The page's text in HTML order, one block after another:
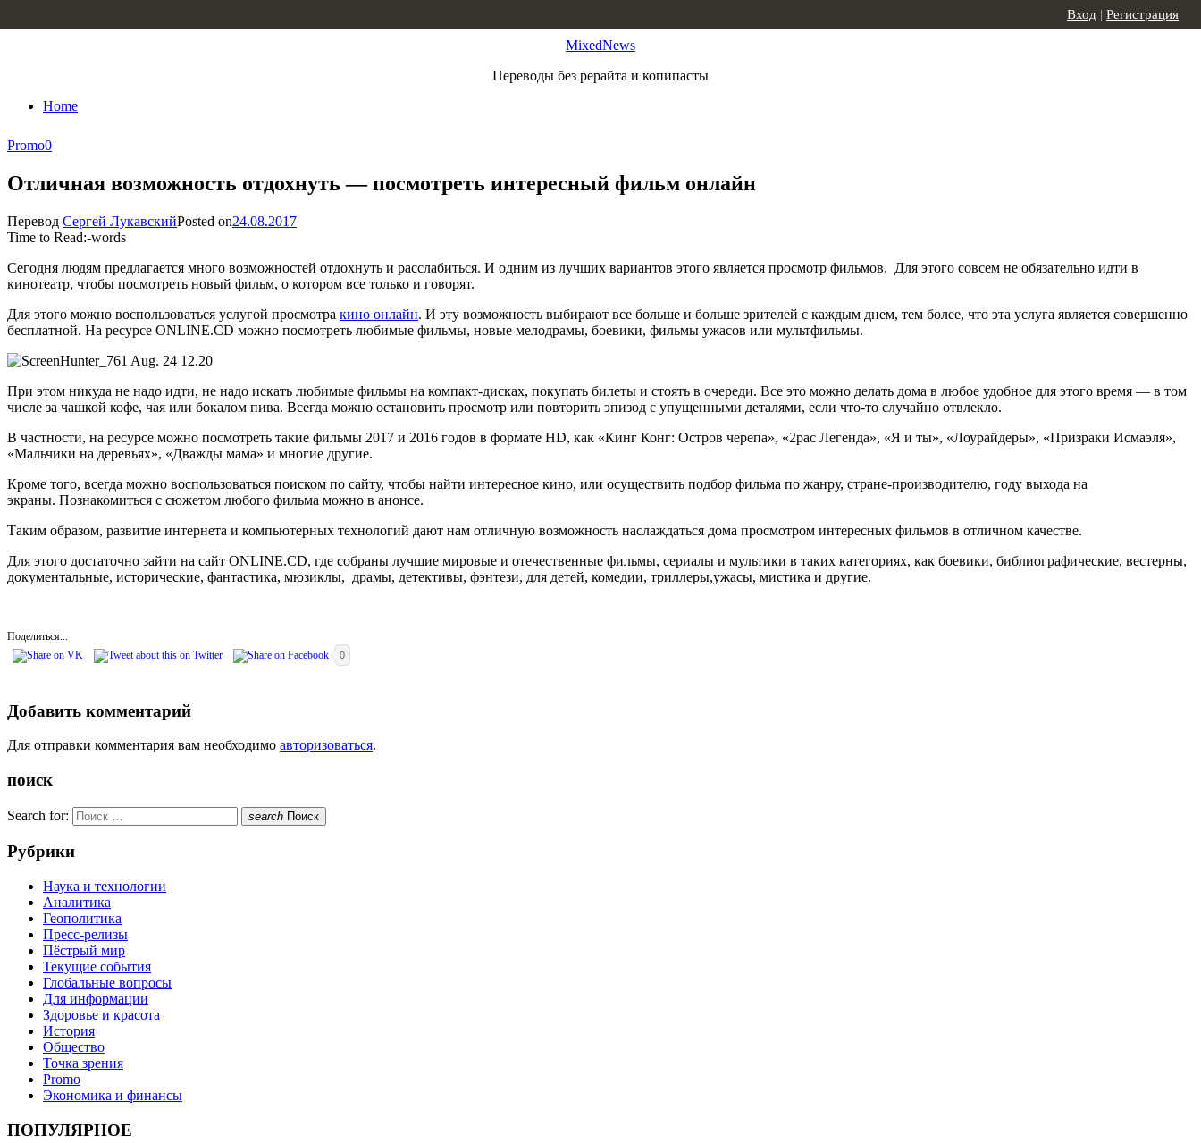
MixedNews
Переводы без рерайта и копипасты
Home
Вход | Регистрация
Promo0
Отличная возможность отдохнуть — посмотреть интересный фильм онлайн
Перевод Сергей ЛукавскийPosted on24.08.2017
Time to Read:-words
Сегодня людям предлагается много возможностей отдохнуть и расслабиться. И одним из лучших вариантов этого является просмотр фильмов. Для этого совсем не обязательно идти в
кинотеатр, чтобы посмотреть новый фильм, о котором все только и говорят.
Для этого можно воспользоваться услугой просмотра кино онлайн. И эту возможность выбирают все больше и больше зрителей с каждым днем, тем более, что эта услуга является совершенно
бесплатной. На ресурсе ONLINE.CD можно посмотреть любимые фильмы, новые мелодрамы, боевики, фильмы ужасов или мультфильмы.
При этом никуда не надо идти, не надо искать любимые фильмы на компакт-дисках, покупать билеты и стоять в очереди. Все это можно делать дома в любое удобное для этого время — в том
числе за чашкой кофе, чая или бокалом пива. Всегда можно остановить просмотр или повторить эпизод с упущенными деталями, если что-то случайно отвлекло.
В частности, на ресурсе можно посмотреть такие фильмы 2017 и 2016 годов в формате HD, как «Кинг Конг: Остров черепа», «2рас Легенда», «Я и ты», «Лоурайдеры», «Призраки Исмаэля»,
«Мальчики на деревьях», «Дважды мама» и многие другие.
Кроме того, всегда можно воспользоваться поиском по сайту, чтобы найти интересное кино, или осуществить подбор фильма по жанру, стране-производителю, году выхода на
экраны. Познакомиться с сюжетом любого фильма можно в анонсе.
Таким образом, развитие интернета и компьютерных технологий дают нам отличную возможность наслаждаться дома просмотром интересных фильмов в отличном качестве.
Для этого достаточно зайти на сайт ONLINE.CD, где собраны лучшие мировые и отечественные фильмы, сериалы и мультики в таких категориях, как боевики, библиографические, вестерны,
документальные, исторические, фантастика, мюзиклы, драмы, детективы, фэнтези, для детей, комедии, триллеры,ужасы, мистика и другие.
Поделиться...
0
Добавить комментарий
Для отправки комментария вам необходимо авторизоваться.
поиск
Search for: search Поиск
Рубрики
Наука и технологии
Аналитика
Геополитика
Пресс-релизы
Пёстрый мир
Текущие события
Глобальные вопросы
Для информации
Здоровье и красота
История
Общество
Точка зрения
Promo
Экономика и финансы
ПОПУЛЯРНОЕ